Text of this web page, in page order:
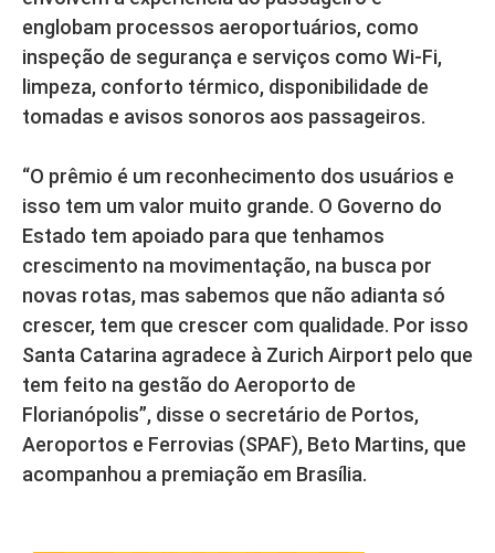
englobam processos aeroportuários, como
inspeção de segurança e serviços como Wi-Fi,
limpeza, conforto térmico, disponibilidade de
tomadas e avisos sonoros aos passageiros.
“O prêmio é um reconhecimento dos usuários e
isso tem um valor muito grande. O Governo do
Estado tem apoiado para que tenhamos
crescimento na movimentação, na busca por
novas rotas, mas sabemos que não adianta só
crescer, tem que crescer com qualidade. Por isso
Santa Catarina agradece à Zurich Airport pelo que
tem feito na gestão do Aeroporto de
Florianópolis”, disse o secretário de Portos,
Aeroportos e Ferrovias (SPAF), Beto Martins, que
acompanhou a premiação em Brasília.